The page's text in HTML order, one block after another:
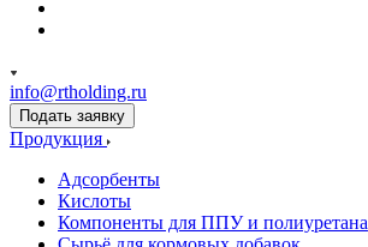
info@rtholding.ru
Подать заявку
Продукция
Адсорбенты
Кислоты
Компоненты для ППУ и полиуретана